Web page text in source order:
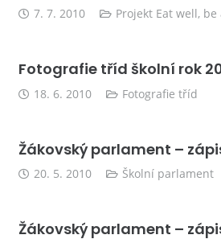
7. 7. 2010 Projekt Eat well, be
Fotografie tříd školní rok
18. 6. 2010 Fotografie tříd
Žákovský parlament –
20. 5. 2010 Školní parlament
Žákovský parlament –